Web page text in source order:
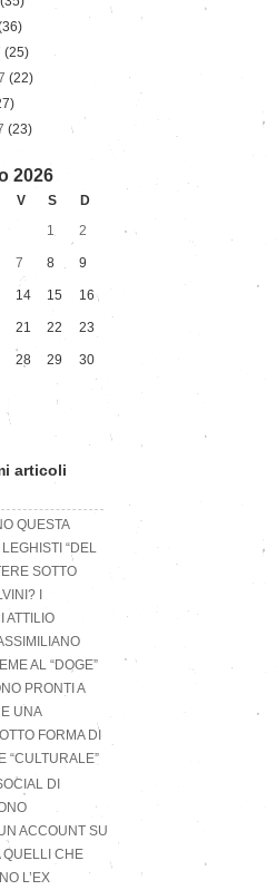
(25)
(22)
(23)
2026
V S
D
1
2
7 8 9
14 15 16
21 22 23
28 29 30
articoli
QUESTA
LEGHISTI “DEL
SOTTO
I
ATTILIO
AL “DOGE”
PRONTI A
UNA
FORMA DI
“CULTURALE”
DI
ACCOUNT SU
QUELLI CHE
L’EX